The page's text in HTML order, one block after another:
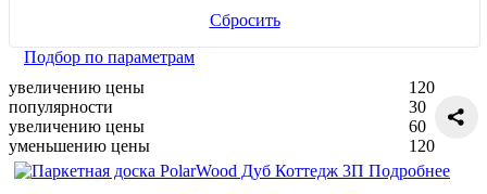
Сбросить
Подбор по параметрам
увеличению цены
популярности
увеличению цены
уменьшению цены
120
30
60
120
Подробнее